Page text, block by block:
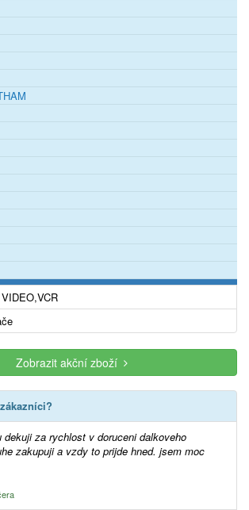
Zobrazit akční zboží
zakupuji a vzdy to prijde hned. jsem moc